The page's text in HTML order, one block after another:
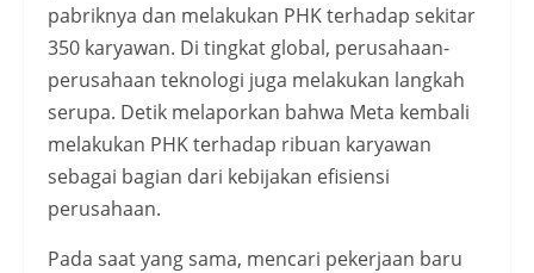
pabriknya dan melakukan PHK terhadap sekitar
350 karyawan. Di tingkat global, perusahaan-
perusahaan teknologi juga melakukan langkah
serupa. Detik melaporkan bahwa Meta kembali
melakukan PHK terhadap ribuan karyawan
sebagai bagian dari kebijakan efisiensi
perusahaan.
Pada saat yang sama, mencari pekerjaan baru